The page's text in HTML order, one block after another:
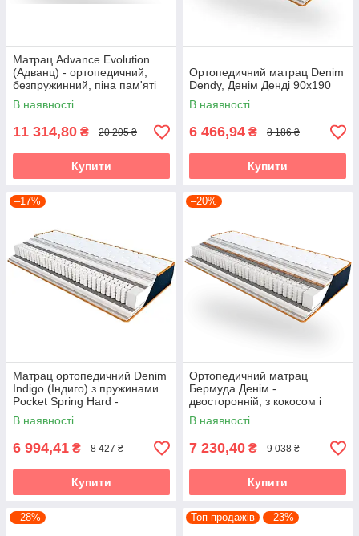
Матрац Advance Evolution
(Адванц) - ортопедичний,
безпружинний, піна пам'яті
меморі 90х190
В наявності
11 314,80 ₴ 20 205 ₴
Купити
Ортопедичний матрац Denim
Dendy, Денім Денді 90х190
В наявності
6 466,94 ₴ 8 186 ₴
Купити
–17%
Матрац ортопедичний Denim
Indigo (Індиго) з пружинами
Pocket Spring Hard -
витривалий, жорсткий 90х190
В наявності
6 994,41 ₴ 8 427 ₴
Купити
–20%
Ортопедичний матрац
Бермуда Денім -
двосторонній, з кокосом і
Pocket Spring, 21 см 90х190
В наявності
7 230,40 ₴ 9 038 ₴
Купити
–28% Топ продажів –23%